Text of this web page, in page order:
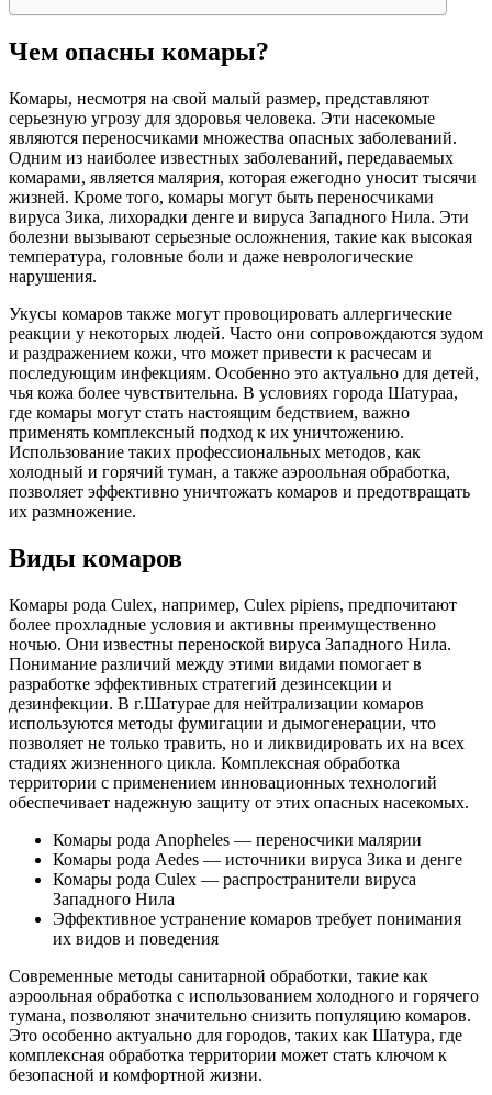
Чем опасны комары?
Комары, несмотря на свой малый размер, представляют
серьезную угрозу для здоровья человека. Эти насекомые
являются переносчиками множества опасных заболеваний.
Одним из наиболее известных заболеваний, передаваемых
комарами, является малярия, которая ежегодно уносит тысячи
жизней. Кроме того, комары могут быть переносчиками
вируса Зика, лихорадки денге и вируса Западного Нила. Эти
болезни вызывают серьезные осложнения, такие как высокая
температура, головные боли и даже неврологические
нарушения.
Укусы комаров также могут провоцировать аллергические
реакции у некоторых людей. Часто они сопровождаются зудом
и раздражением кожи, что может привести к расчесам и
последующим инфекциям. Особенно это актуально для детей,
чья кожа более чувствительна. В условиях города Шатураа,
где комары могут стать настоящим бедствием, важно
применять комплексный подход к их уничтожению.
Использование таких профессиональных методов, как
холодный и горячий туман, а также аэроольная обработка,
позволяет эффективно уничтожать комаров и предотвращать
их размножение.
Виды комаров
Комары рода Culex, например, Culex pipiens, предпочитают
более прохладные условия и активны преимущественно
ночью. Они известны переноской вируса Западного Нила.
Понимание различий между этими видами помогает в
разработке эффективных стратегий дезинсекции и
дезинфекции. В г.Шатурае для нейтрализации комаров
используются методы фумигации и дымогенерации, что
позволяет не только травить, но и ликвидировать их на всех
стадиях жизненного цикла. Комплексная обработка
территории с применением инновационных технологий
обеспечивает надежную защиту от этих опасных насекомых.
Комары рода Anopheles — переносчики малярии
Комары рода Aedes — источники вируса Зика и денге
Комары рода Culex — распространители вируса
Западного Нила
Эффективное устранение комаров требует понимания
их видов и поведения
Современные методы санитарной обработки, такие как
аэроольная обработка с использованием холодного и горячего
тумана, позволяют значительно снизить популяцию комаров.
Это особенно актуально для городов, таких как Шатура, где
комплексная обработка территории может стать ключом к
безопасной и комфортной жизни.